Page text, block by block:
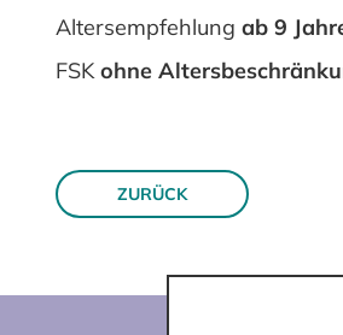
Altersempfehlung ab 9
FSK ohne
ZURÜCK